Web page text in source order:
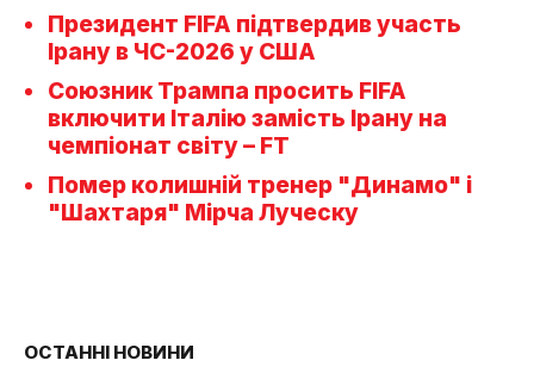
Президент FIFA підтвердив участь
Ірану в ЧС-2026 у США
Союзник Трампа просить FIFA
включити Італію замість Ірану на
чемпіонат світу – FT
Помер колишній тренер "Динамо" і
"Шахтаря" Мірча Луческу
ОСТАННІ НОВИНИ